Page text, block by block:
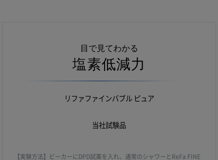
目で見てわかる
塩素低減力
リファファインバブル ピュア
当社試験品
【実験方法】ビーカーにDPD試薬を入れ、通常のシャワーとReFa FINE